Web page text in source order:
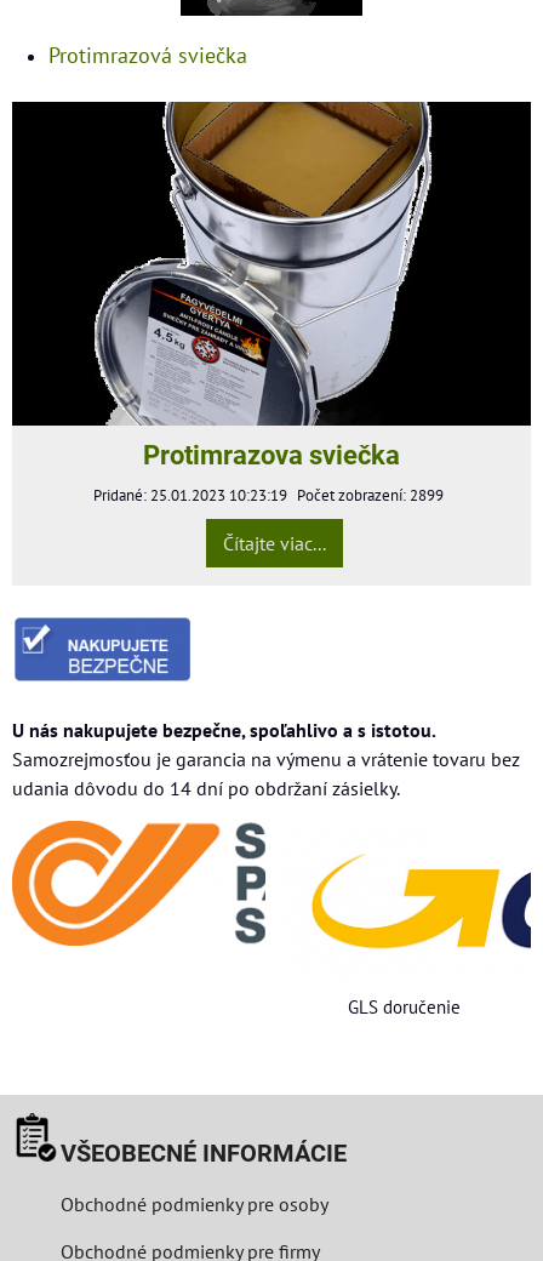
Protimrazová sviečka
Protimrazova sviečka
Pridané: 25.01.2023 10:23:19 Počet zobrazení: 2899
Čítajte viac...
U nás nakupujete bezpečne, spoľahlivo a s istotou.
Samozrejmosťou je garancia na výmenu a vrátenie tovaru bez
udania dôvodu do 14 dní po obdržaní zásielky.
GLS doručenie
VŠEOBECNÉ INFORMÁCIE
Obchodné podmienky pre osoby
Obchodné podmienky pre firmy